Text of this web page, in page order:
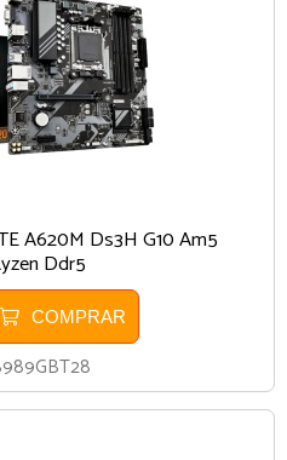
A620M Ds3H G10 Am5
Ddr5
COMPRAR